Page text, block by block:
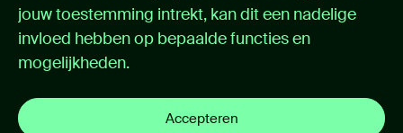
jouw toestemming intrekt, kan dit een nadelige
invloed hebben op bepaalde functies en
mogelijkheden.
Accepteren
Support
Support portal
Handleidingen
Privacybeleid
Cookie instellingen